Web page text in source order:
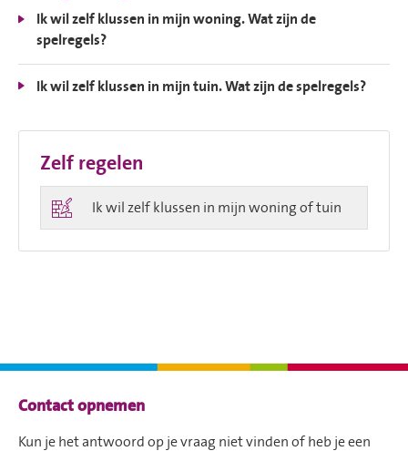
spelregels?
Ik wil zelf klussen in mijn tuin. Wat zijn de spelregels?
Zelf regelen

Ik wil zelf klussen in mijn woning of tuin
Contactinformatie
Contact opnemen
Kun je het antwoord op je vraag niet vinden of heb je een